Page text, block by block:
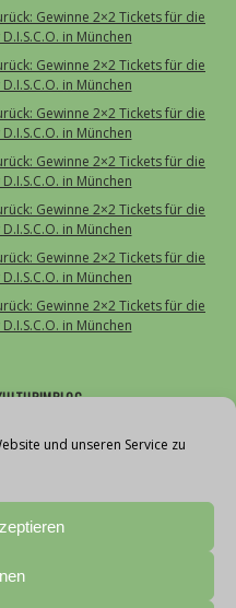
und unseren Service zu
Gewinne 2×2 Tickets für die
in München
Gewinne 2×2 Tickets für die
in München
Gewinne 2×2 Tickets für die
in München
Gewinne 2×2 Tickets für die
in München
Gewinne 2×2 Tickets für die
in München
Gewinne 2×2 Tickets für die
in München
Gewinne 2×2 Tickets für die
in München
Gewinnspiele